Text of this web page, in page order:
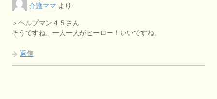
介護ママ より:
＞ヘルプマン４５さん
そうですね、一人一人がヒーロー！いいですね。
返信